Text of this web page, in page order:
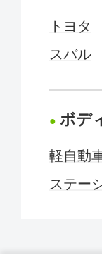
トヨタ
スバル
ボデ
軽自動
ステー